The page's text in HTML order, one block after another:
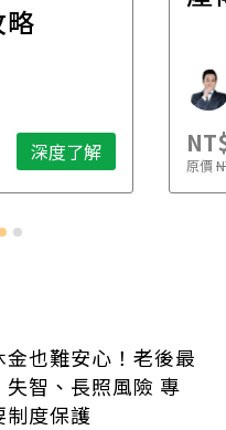
深度了解 原價
金也難安心！老後最
失智、長照風險 專
制度保護